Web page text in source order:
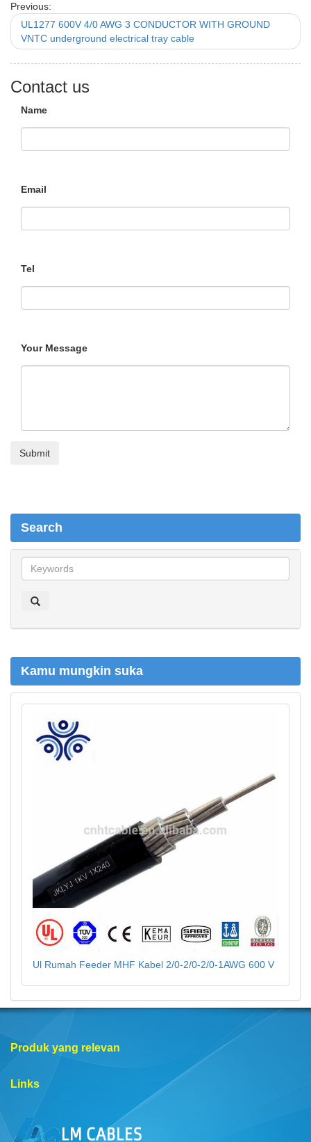
Previous:
UL1277 600V 4/0 AWG 3 CONDUCTOR WITH GROUND
VNTC underground electrical tray cable
Contact us
Name
Email
Tel
Your Message
Search
e
h
Kamu mungkin suka
Ul Rumah Feeder MHF Kabel 2/0-2/0-2/0-1AWG 600 V
Produk yang relevan
Links